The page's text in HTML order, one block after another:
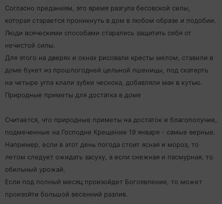
Согласно преданиям, это время разгула бесовской силы,
которая старается проникнуть в дом в любом образе и подобии.
Люди всяческими способами старались защитить себя от
нечистой силы.
Для этого на дверях и окнах рисовали кресты мелом, ставили в
доме букет из прошлогодней цельной пшеницы, под скатерть
на четыре угла клали зубки чеснока, добавляли мак в кутью.
Природные приметы для достатка в доме
Считается, что природные приметы на достаток и благополучие,
подмеченные на Господне Крещение 19 января - самые верные.
Например, если в этот день погода стоит ясная и мороз, то
летом следует ожидать засуху, а если снежная и пасмурная, то
обильный урожай.
Если под полный месяц произойдет Богоявление, то может
произойти большой весенний разлив.